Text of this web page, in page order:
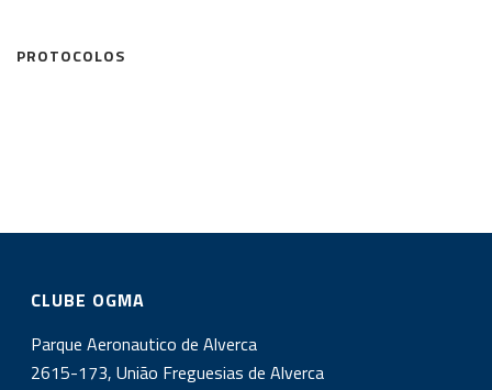
PROTOCOLOS
CLUBE OGMA
Parque Aeronautico de Alverca
2615-173, União Freguesias de Alverca